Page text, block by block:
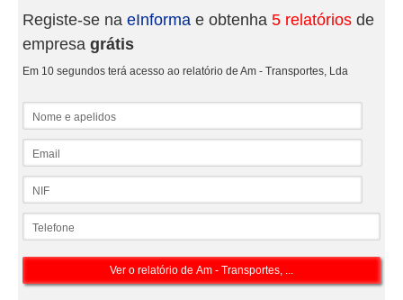
Registe-se na eInforma e obtenha 5 relatórios de
empresa grátis
Em 10 segundos terá acesso ao relatório de Am - Transportes, Lda